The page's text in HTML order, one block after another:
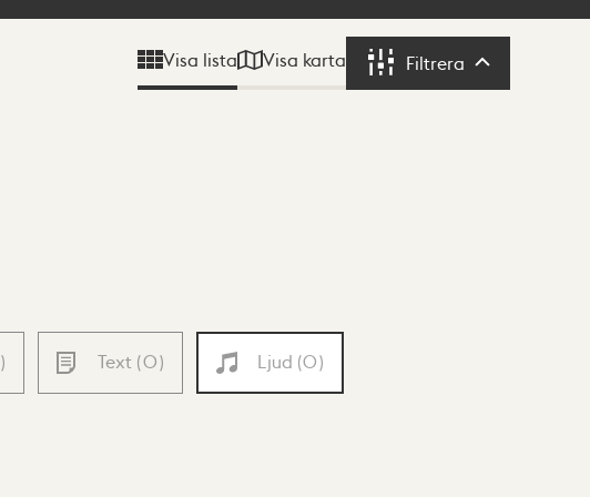
Visa lista Visa karta Filtrera Filtrera
) Text (0) Ljud (0)